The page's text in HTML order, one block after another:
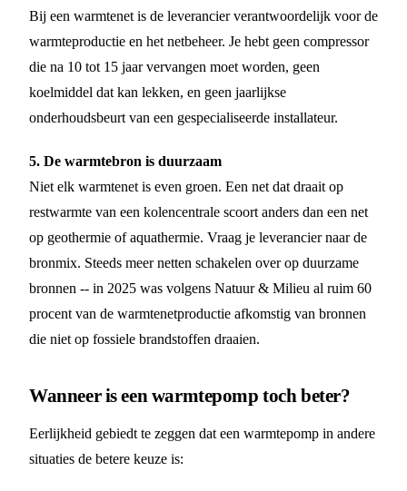
Bij een warmtenet is de leverancier verantwoordelijk voor de
warmteproductie en het netbeheer. Je hebt geen compressor
die na 10 tot 15 jaar vervangen moet worden, geen
koelmiddel dat kan lekken, en geen jaarlijkse
onderhoudsbeurt van een gespecialiseerde installateur.
5. De warmtebron is duurzaam
Niet elk warmtenet is even groen. Een net dat draait op
restwarmte van een kolencentrale scoort anders dan een net
op geothermie of aquathermie. Vraag je leverancier naar de
bronmix. Steeds meer netten schakelen over op duurzame
bronnen -- in 2025 was volgens Natuur & Milieu al ruim 60
procent van de warmtenetproductie afkomstig van bronnen
die niet op fossiele brandstoffen draaien.
Wanneer is een warmtepomp toch beter?
Eerlijkheid gebiedt te zeggen dat een warmtepomp in andere
situaties de betere keuze is: